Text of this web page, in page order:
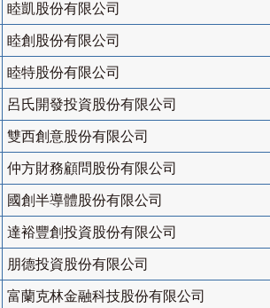
睦凱股份有限公司
睦創股份有限公司
睦特股份有限公司
呂氏開發投資股份有限公司
雙西創意股份有限公司
仲方財務顧問股份有限公司
國創半導體股份有限公司
達裕豐創投資股份有限公司
朋德投資股份有限公司
富蘭克林金融科技股份有限公司